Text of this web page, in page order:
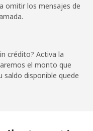
⁦€10⁩
665 min por
-
omitir los mensajes de
crédito? Activa la
el monto que
saldo disponible quede